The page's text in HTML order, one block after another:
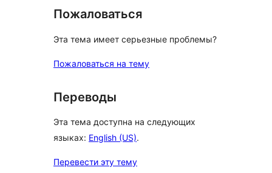
Пожаловаться
Эта тема имеет серьезные проблемы?
Пожаловаться на тему
Переводы
Эта тема доступна на следующих
языках: English (US).
Перевести эту тему